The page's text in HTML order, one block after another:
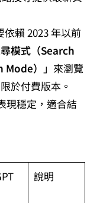
賴 2023 年以前
模式（Search
Mode） 」來瀏覽
於付費版本。
現穩定，適合結
說明